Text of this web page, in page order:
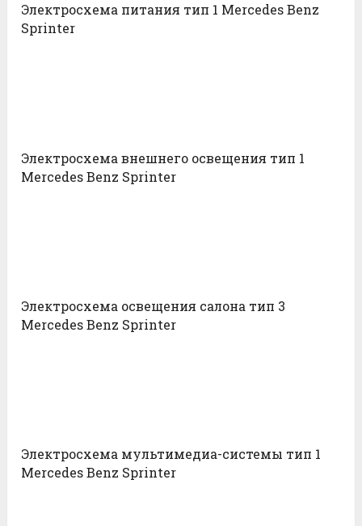
Электросхема питания тип 1 Mercedes Benz
Sprinter
Электросхема внешнего освещения тип 1
Mercedes Benz Sprinter
Электросхема освещения салона тип 3
Mercedes Benz Sprinter
Электросхема мультимедиа-системы тип 1
Mercedes Benz Sprinter